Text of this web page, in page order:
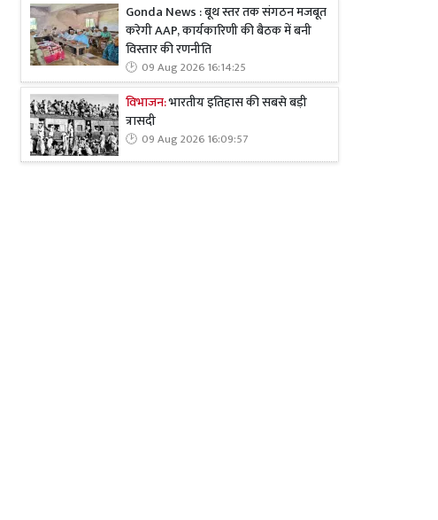
Gonda News : बूथ स्तर तक संगठन मजबूत
करेगी AAP, कार्यकारिणी की बैठक में बनी
विस्तार की रणनीति
09 Aug 2026 16:14:25
विभाजन:भारतीय इतिहास की सबसे बड़ी
त्रासदी
09 Aug 2026 16:09:57